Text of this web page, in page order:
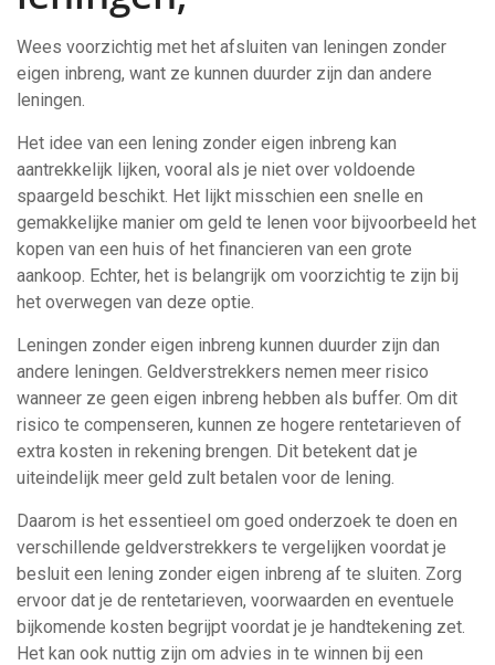
Wees voorzichtig met het afsluiten van leningen zonder
eigen inbreng, want ze kunnen duurder zijn dan andere
leningen.
Het idee van een lening zonder eigen inbreng kan
aantrekkelijk lijken, vooral als je niet over voldoende
spaargeld beschikt. Het lijkt misschien een snelle en
gemakkelijke manier om geld te lenen voor bijvoorbeeld het
kopen van een huis of het financieren van een grote
aankoop. Echter, het is belangrijk om voorzichtig te zijn bij
het overwegen van deze optie.
Leningen zonder eigen inbreng kunnen duurder zijn dan
andere leningen. Geldverstrekkers nemen meer risico
wanneer ze geen eigen inbreng hebben als buffer. Om dit
risico te compenseren, kunnen ze hogere rentetarieven of
extra kosten in rekening brengen. Dit betekent dat je
uiteindelijk meer geld zult betalen voor de lening.
Daarom is het essentieel om goed onderzoek te doen en
verschillende geldverstrekkers te vergelijken voordat je
besluit een lening zonder eigen inbreng af te sluiten. Zorg
ervoor dat je de rentetarieven, voorwaarden en eventuele
bijkomende kosten begrijpt voordat je je handtekening zet.
Het kan ook nuttig zijn om advies in te winnen bij een